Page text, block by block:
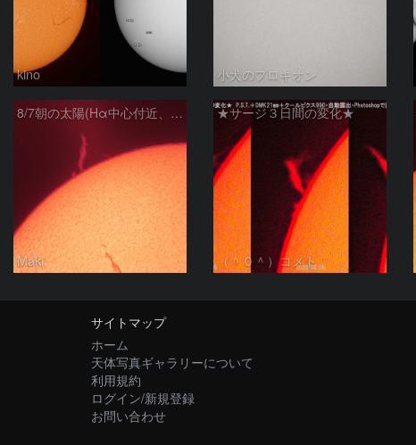
kino 小犬のプロキオン
8/7朝の太陽(Hα中心付近、プロミネンス)
Maki
★サージ３日間の変化★
（＾０＾）コメト
サイトマップ
ホーム
天体写真ギャラリーについて
利用規約
ログイン/新規登録
お問い合わせ